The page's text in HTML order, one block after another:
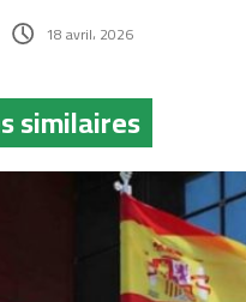
18 avril، 2026
similaires